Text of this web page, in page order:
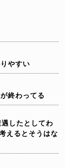
やすい
終わってる
したとしてわ
えるとそうはな